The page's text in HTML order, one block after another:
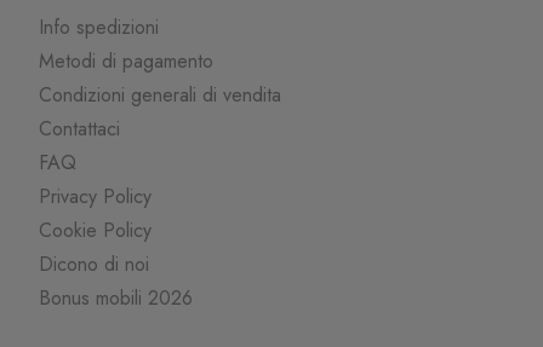
Info spedizioni
Metodi di pagamento
Condizioni generali di vendita
Contattaci
FAQ
Privacy Policy
Cookie Policy
Dicono di noi
Bonus mobili 2026